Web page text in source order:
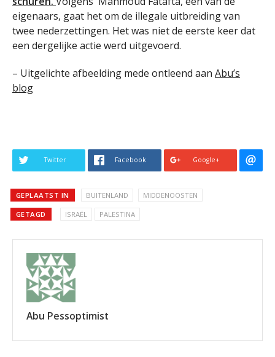
eigenaars, gaat het om de illegale uitbreiding van
twee nederzettingen. Het was niet de eerste keer dat
een dergelijke actie werd uitgevoerd.
– Uitgelichte afbeelding mede ontleend aan Abu’s
blog
Twitter Facebook Google+
GEPLAATST IN BUITENLAND MIDDENOOSTEN
GETAGD ISRAËL PALESTINA
Abu Pessoptimist